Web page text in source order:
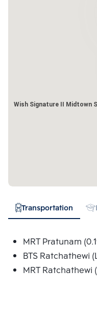
Wish Signature II Midtown
Transportation
MRT Pratunam
BTS Ratchathewi
MRT Ratchathewi